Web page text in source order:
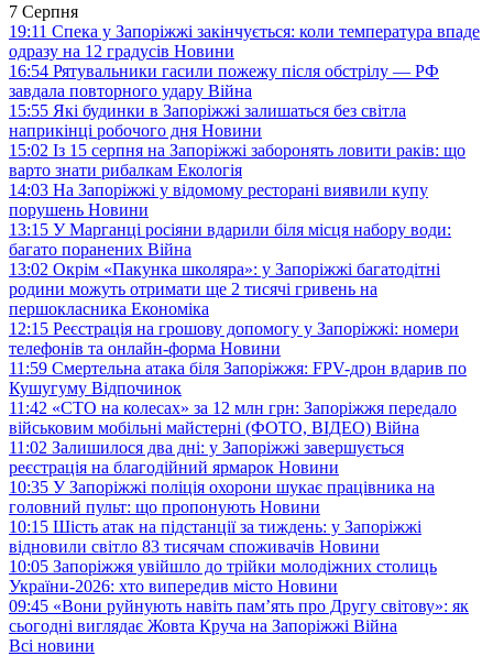
7 Серпня
19:11 Спека у Запоріжжі закінчується: коли температура впаде
одразу на 12 градусів Новини
16:54 Рятувальники гасили пожежу після обстрілу — РФ
завдала повторного удару Війна
15:55 Які будинки в Запоріжжі залишаться без світла
наприкінці робочого дня Новини
15:02 Із 15 серпня на Запоріжжі заборонять ловити раків: що
варто знати рибалкам Екологія
14:03 На Запоріжжі у відомому ресторані виявили купу
порушень Новини
13:15 У Марганці росіяни вдарили біля місця набору води:
багато поранених Війна
13:02 Окрім «Пакунка школяра»: у Запоріжжі багатодітні
родини можуть отримати ще 2 тисячі гривень на
першокласника Економіка
12:15 Реєстрація на грошову допомогу у Запоріжжі: номери
телефонів та онлайн-форма Новини
11:59 Смертельна атака біля Запоріжжя: FPV-дрон вдарив по
Кушугуму Відпочинок
11:42 «СТО на колесах» за 12 млн грн: Запоріжжя передало
військовим мобільні майстерні (ФОТО, ВІДЕО) Війна
11:02 Залишилося два дні: у Запоріжжі завершується
реєстрація на благодійний ярмарок Новини
10:35 У Запоріжжі поліція охорони шукає працівника на
головний пульт: що пропонують Новини
10:15 Шість атак на підстанції за тиждень: у Запоріжжі
відновили світло 83 тисячам споживачів Новини
10:05 Запоріжжя увійшло до трійки молодіжних столиць
України-2026: хто випередив місто Новини
09:45 «Вони руйнують навіть пам’ять про Другу світову»: як
сьогодні виглядає Жовта Круча на Запоріжжі Війна
Всі новини